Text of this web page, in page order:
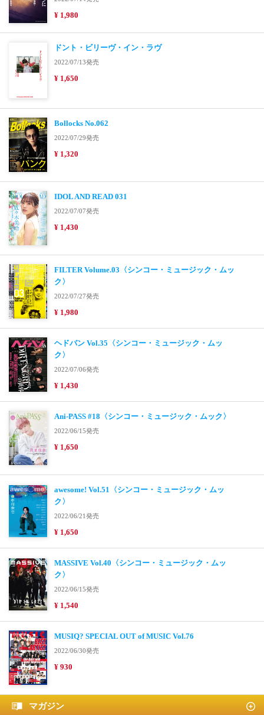
¥ 1,980
ドント・ビリーヴ・イン・ラヴ
2022/07/13発売
¥ 1,650
Bollocks No.062
2022/07/29発売
¥ 1,320
IDOL AND READ 031
2022/07/07発売
¥ 1,430
FILTER Volume.03〈シンコー・ミュージック・ムッ
ク〉
2022/07/27発売
¥ 1,980
ヘドバン Vol.35〈シンコー・ミュージック・ムッ
ク〉
2022/07/06発売
¥ 1,430
Ani-PASS #18〈シンコー・ミュージック・ムック〉
2022/06/15発売
¥ 1,650
awesome! Vol.51〈シンコー・ミュージック・ムッ
ク〉
2022/06/21発売
¥ 1,650
MASSIVE Vol.40〈シンコー・ミュージック・ムッ
ク〉
2022/06/15発売
¥ 1,540
MUSIQ? SPECIAL OUT of MUSIC Vol.76
2022/06/30発売
¥ 930
マガジン